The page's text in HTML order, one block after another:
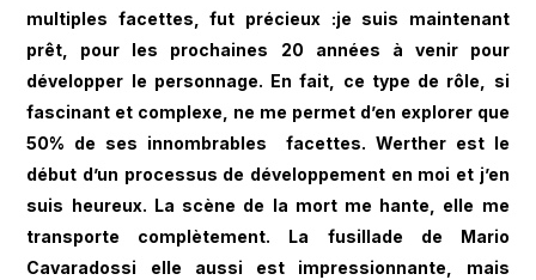
multiples facettes, fut précieux :je suis maintenant
prêt, pour les prochaines 20 années à venir pour
développer le personnage. En fait, ce type de rôle, si
fascinant et complexe, ne me permet d’en explorer que
50% de ses innombrables facettes. Werther est le
début d’un processus de développement en moi et j’en
suis heureux. La scène de la mort me hante, elle me
transporte complètement. La fusillade de Mario
Cavaradossi elle aussi est impressionnante, mais